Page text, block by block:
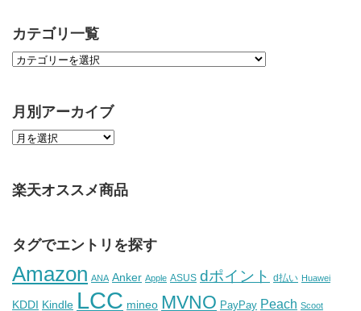
カテゴリ一覧
月別アーカイブ
楽天オススメ商品
タグでエントリを探す
Amazon ANA Anker Apple ASUS dポイント d払い Huawei
KDDI Kindle LCC mineo MVNO PayPay Peach Scoot